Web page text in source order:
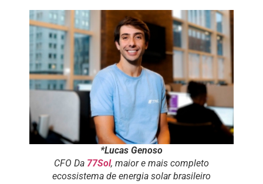
*Lucas Genoso
CFO Da 77Sol, maior e mais completo
ecossistema de energia solar brasileiro